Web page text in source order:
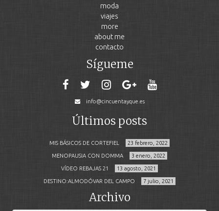
moda
viajes
more
about me
contacto
Sígueme
info@cincuentayque.es
Últimos posts
MIS BÁSICOS DE CORTEFIEL 23 febrero, 2022
MENOPAUSIA CON DOMMA 3 enero, 2022
VÍDEO REBAJAS 21 13 agosto, 2021
DESTINO:ALMODÓVAR DEL CAMPO 7 julio, 2021
Archivo